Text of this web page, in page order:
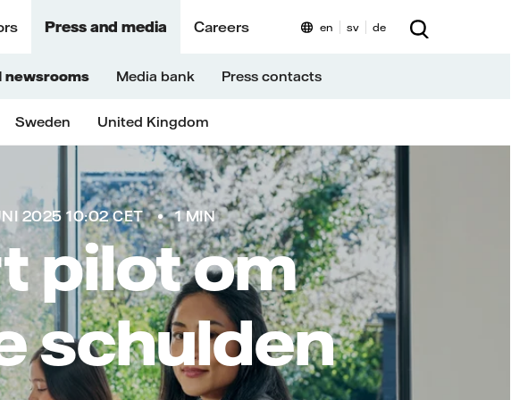
Press and media Careers
newsrooms Media bank Press contacts
Sweden United Kingdom
en sv de
2025 10:02 CET 1 MIN
pilot om
schulden